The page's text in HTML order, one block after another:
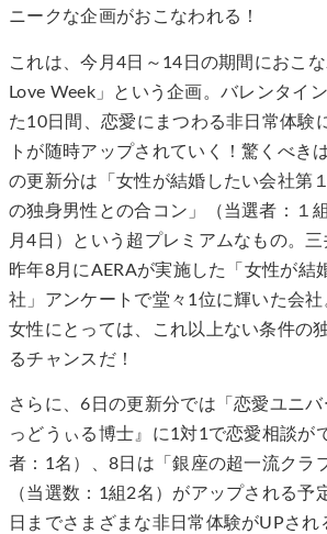
ニークな企画がおこなわれる！
これは、今月4日～14日の期間におこ
Love Week」という企画。バレンタイ
た10日間、恋愛にまつわる非日常体験
トが随時アップされていく！驚くべき
の更新分は「女性が結婚したい会社第
の独身男性との合コン」（当選者：１
月4日）という超プレミアムなもの。三
昨年8月にAERAが実施した「女性が結
社」アンケートで堂々1位に輝いた会
女性にとっては、これ以上ない条件の
るチャンスだ！
さらに、6日の更新分では「恋愛ユニ
っどうぃる博士』に1対1で恋愛相談が
者：1名）、8日は「銀座の超一流クラ
（当選数：1組2名）がアップされる予
日までさまざまな非日常体験がUPされ